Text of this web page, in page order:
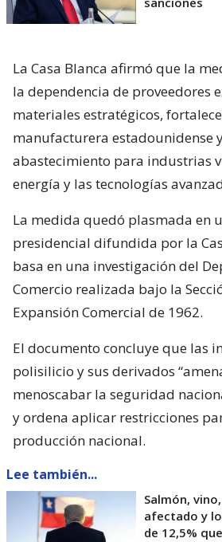
La Casa Blanca afirmó que la
la dependencia de proveedores
materiales estratégicos,
manufacturera estadounidense
abastecimiento para industrias
energía y las tecnologías
La medida quedó plasmada en
presidencial difundida por la
basa en una investigación del
Comercio realizada bajo la
Expansión Comercial de 1962.
El documento concluye que las
polisilicio y sus derivados
menoscabar la seguridad
y ordena aplicar restricciones
producción nacional.
Lee también...
Salmón,
afectado y
de 12,5%